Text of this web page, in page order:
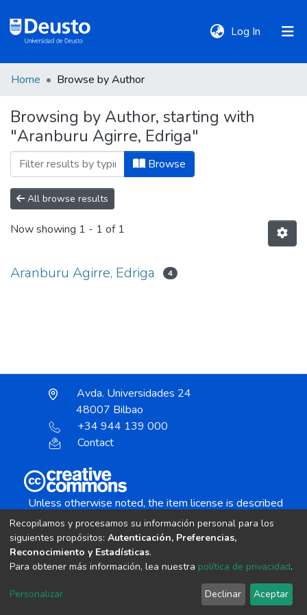
Log In (current)
Communities
&
Collections
All of DSpace
Home Browse by Author
Browsing by Author, starting with
"Aranburu Agirre, Edriga"
Browse
All browse results
Now showing 1 - 1 of 1
Aranburu Agirre, Edriga 4
Avda. Universidades 24
48007 Bilbao
+34 944 139 000
Contact
Unless otherwise noted, the item license is described
as:
Creative Commons Attribution-NonCommercial-
copyright © 2002-2026LYRASIS
Send Feedback
Recopilamos y procesamos su información personal para los
siguientes propósitos: Autenticación, Preferencias,
Reconocimiento y Estadísticas.
Para obtener más información, lea nuestra política de privacidad.
Personalizar Declinar Aceptar